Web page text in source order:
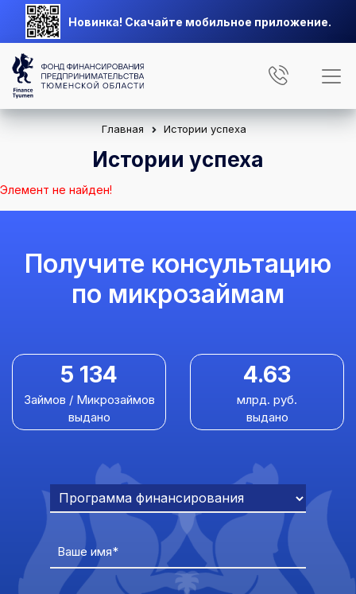
Новинка! Скачайте мобильное приложение.
Главная Истории успеха
Истории успеха
Элемент не найден!
Получите консультацию
по микрозаймам
5 134
Займов / Микрозаймов
выдано
4.63
млрд. руб.
выдано
Ваше имя*